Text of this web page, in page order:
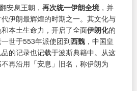
安息王朝， 再次统一伊朗全境 ，并
伊朗最辉煌的时期之一。其文化与
本土生命力，开启了全面伊朗化的
世于553年派使团到西魏 ，中国皇
的记录也记载于波斯典籍中。从这
再沿用「安息」旧名，称伊朗为